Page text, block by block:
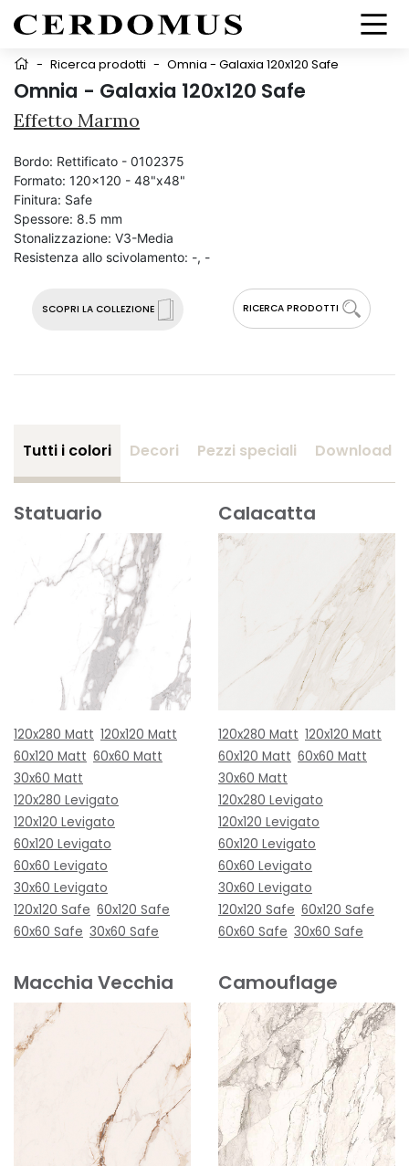
- Ricerca prodotti - Omnia - Galaxia 120x120 Safe
Omnia - Galaxia 120x120 Safe
Effetto Marmo
SCOPRI LA COLLEZIONE RICERCA PRODOTTI
Bordo: Rettificato - 0102375
Formato: 120x120 - 48"x48"
Finitura: Safe
Spessore: 8.5 mm
Stonalizzazione: V3-Media
Resistenza allo scivolamento: -, -
Tutti i colori Decori Pezzi speciali Download
Statuario
120x280 Matt 120x120 Matt
60x120 Matt 60x60 Matt
30x60 Matt
120x280 Levigato
120x120 Levigato
60x120 Levigato
60x60 Levigato
30x60 Levigato
120x120 Safe 60x120 Safe
60x60 Safe 30x60 Safe
Calacatta
120x280 Matt 120x120 Matt
60x120 Matt 60x60 Matt
30x60 Matt
120x280 Levigato
120x120 Levigato
60x120 Levigato
60x60 Levigato
30x60 Levigato
120x120 Safe 60x120 Safe
60x60 Safe 30x60 Safe
Macchia Vecchia Camouflage